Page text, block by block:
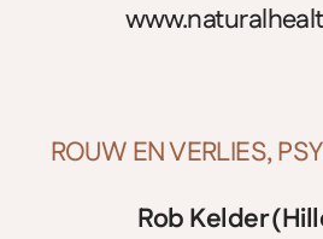
ROUW EN VERLIES,
Rob Kelder